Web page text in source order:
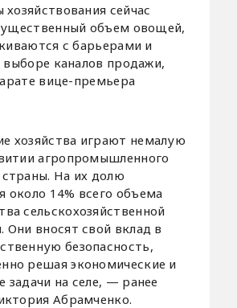
сейчас
объем овощей,
с барьерами и
выборе каналов продажи,
вице-премьера
хозяйства играют немалую
агропромышленного
страны. На их долю
около 14% всего объема
сельскохозяйственной
Они вносят свой вклад в
безопасность,
решая экономические и
задачи на селе, — ранее
Абрамченко.